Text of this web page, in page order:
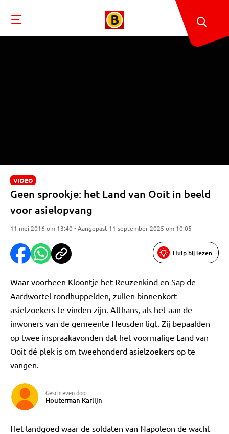
VIDEO
Geen sprookje: het Land van Ooit in beeld
voor asielopvang
11 mei 2016 om 13:40 • Aangepast 11 september 2025 om 10:05
Hulp bij lezen
Waar voorheen Kloontje het Reuzenkind en Sap de
Aardwortel rondhuppelden, zullen binnenkort
asielzoekers te vinden zijn. Althans, als het aan de
inwoners van de gemeente Heusden ligt. Zij bepaalden
op twee inspraakavonden dat het voormalige Land van
Ooit dé plek is om tweehonderd asielzoekers op te
vangen.
Geschreven door
Houterman Karlijn
Het landgoed waar de soldaten van Napoleon de wacht